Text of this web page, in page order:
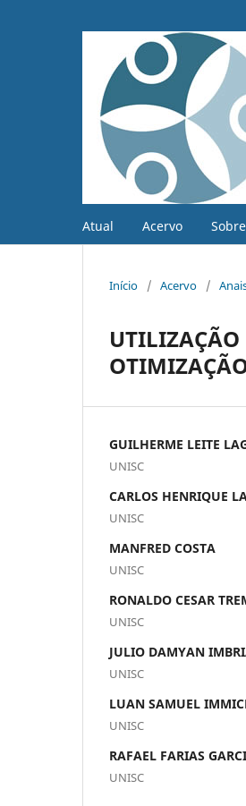
Atual Acervo Sobre
Início / Acervo /
UTILIZAÇÃO
GUILHERME LEITE
UNISC
CARLOS HENRIQUE
UNISC
MANFRED COSTA
UNISC
RONALDO CESAR
UNISC
JULIO DAMYAN
UNISC
LUAN SAMUEL
UNISC
RAFAEL FARIAS
UNISC